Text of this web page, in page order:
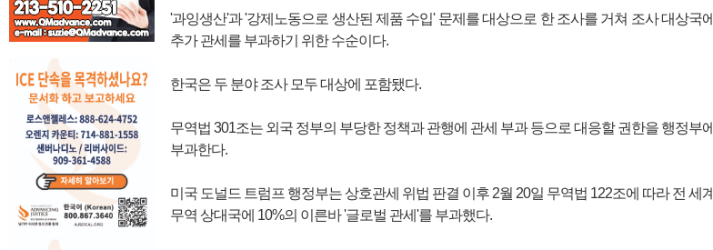
'과잉생산'과 '강제노동으로 생산된 제품 수입' 문제를 대상으로 한 조사를 거쳐 조사 대상국에
추가 관세를 부과하기 위한 수순이다.
한국은 두 분야 조사 모두 대상에 포함됐다.
무역법 301조는 외국 정부의 부당한 정책과 관행에 관세 부과 등으로 대응할 권한을 행정부에
부과한다.
미국 도널드 트럼프 행정부는 상호관세 위법 판결 이후 2월 20일 무역법 122조에 따라 전 세계
무역 상대국에 10%의 이른바 '글로벌 관세'를 부과했다.